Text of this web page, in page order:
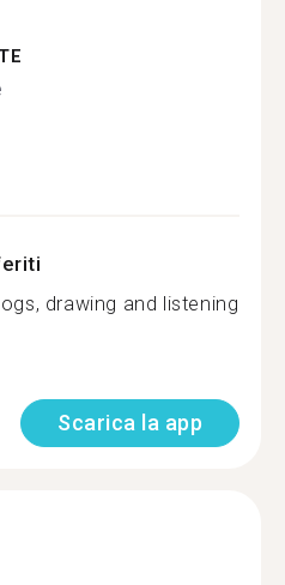
drawing and listening
Scarica la app